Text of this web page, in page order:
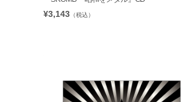
¥3,143 （税込）